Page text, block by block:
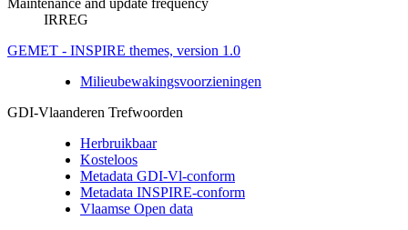
IRREG
GEMET - INSPIRE themes, version 1.0
Milieubewakingsvoorzieningen
GDI-Vlaanderen Trefwoorden
Herbruikbaar
Kosteloos
Metadata GDI-Vl-conform
Metadata INSPIRE-conform
Vlaamse Open data